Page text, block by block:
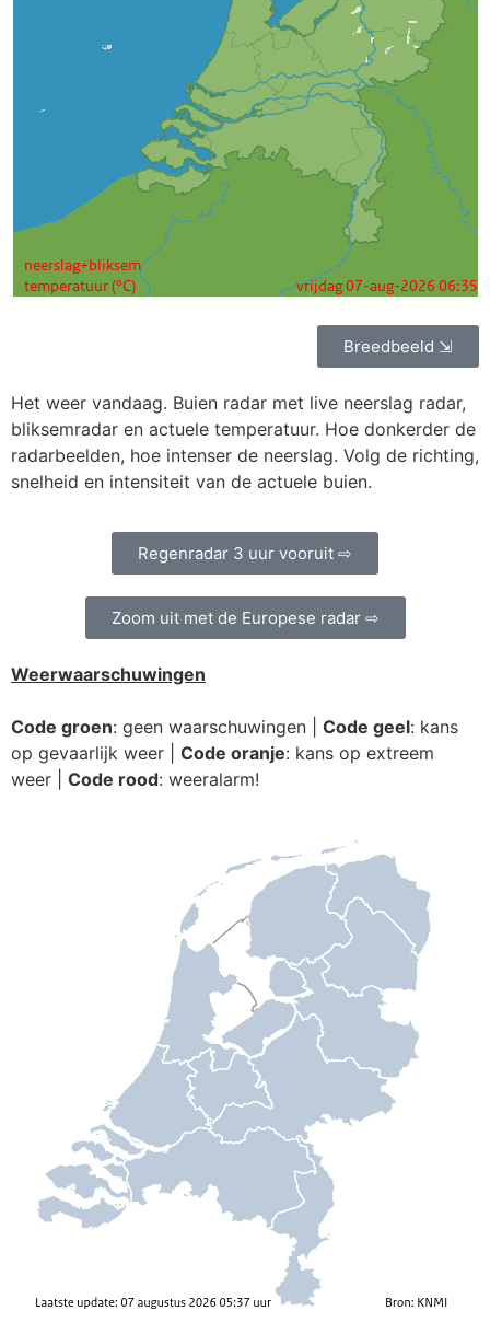
Breedbeeld ⇲
Het weer vandaag. Buien radar met live neerslag radar,
bliksemradar en actuele temperatuur. Hoe donkerder de
radarbeelden, hoe intenser de neerslag. Volg de richting,
snelheid en intensiteit van de actuele buien.
Regenradar 3 uur vooruit ⇨
Zoom uit met de Europese radar ⇨
Weerwaarschuwingen
Code groen: geen waarschuwingen | Code geel: kans
op gevaarlijk weer | Code oranje: kans op extreem
weer | Code rood: weeralarm!